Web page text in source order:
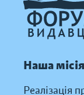
Наша місія
Реалізація